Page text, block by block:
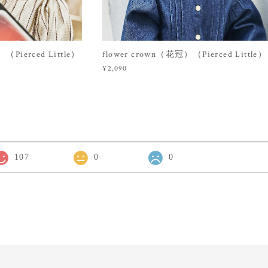
（Pierced Little） flower crown（花冠）（Pierced Little）
¥2,090
107 0 0